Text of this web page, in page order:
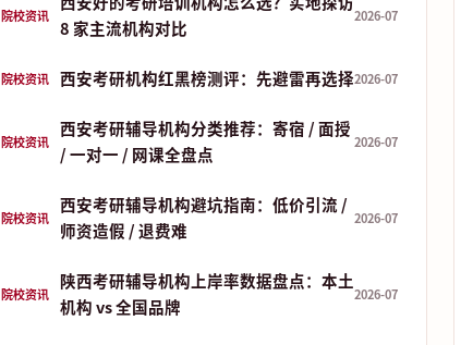
院校资讯
8 家主流机构对比
2026-07
院校资讯 西安考研机构红黑榜测评：先避雷再选择2026-07
院校资讯
西安考研辅导机构分类推荐：寄宿 / 面授
/ 一对一 / 网课全盘点
2026-07
院校资讯
西安考研辅导机构避坑指南：低价引流 /
师资造假 / 退费难
2026-07
院校资讯
陕西考研辅导机构上岸率数据盘点：本土
机构 vs 全国品牌
2026-07